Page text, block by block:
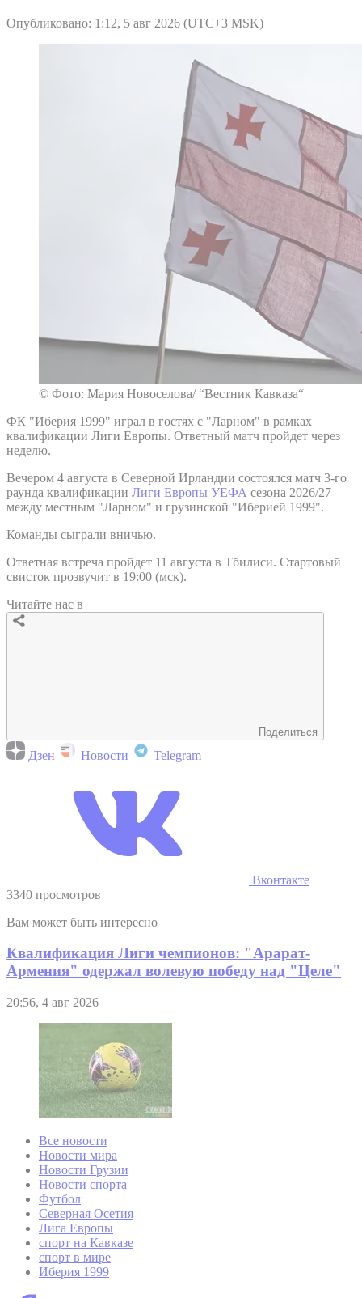
Опубликовано: 1:12, 5 авг 2026 (UTC+3 MSK)
© Фото: Мария Новоселова/ “Вестник Кавказа“
ФК "Иберия 1999" играл в гостях с "Ларном" в рамках
квалификации Лиги Европы. Ответный матч пройдет через
неделю.
Вечером 4 августа в Северной Ирландии состоялся матч 3-го
раунда квалификации Лиги Европы УЕФА сезона 2026/27
между местным "Ларном" и грузинской "Иберией 1999".
Команды сыграли вничью.
Ответная встреча пройдет 11 августа в Тбилиси. Стартовый
свисток прозвучит в 19:00 (мск).
Читайте нас в
Поделиться
Дзен Новости Telegram
Вконтакте
3340 просмотров
Вам может быть интересно
Квалификация Лиги чемпионов: "Арарат-
Армения" одержал волевую победу над "Целе"
20:56, 4 авг 2026
Все новости
Новости мира
Новости Грузии
Новости спорта
Футбол
Северная Осетия
Лига Европы
спорт на Кавказе
спорт в мире
Иберия 1999